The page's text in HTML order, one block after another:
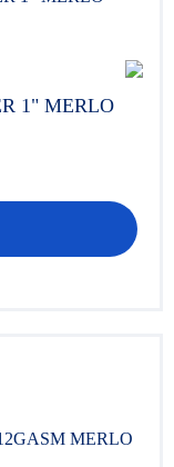
1" MERLO